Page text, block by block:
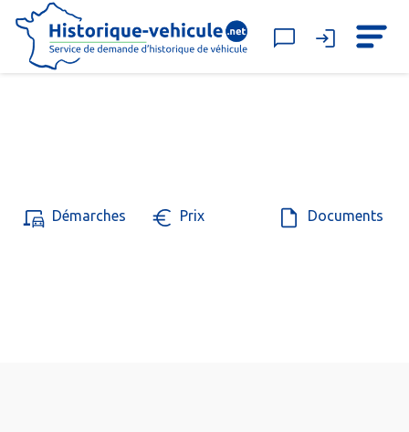
Démarches Prix Documents